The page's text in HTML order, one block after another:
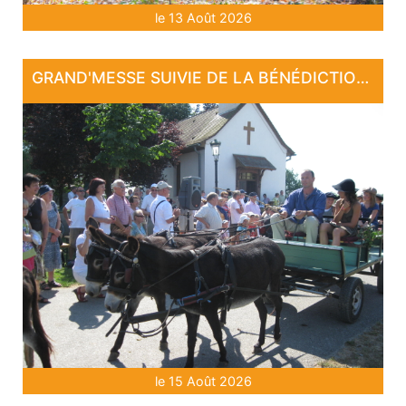
le 13 Août 2026
GRAND'MESSE SUIVIE DE LA BÉNÉDICTION DES CHEVAUX ET CAVALIERS
le 15 Août 2026